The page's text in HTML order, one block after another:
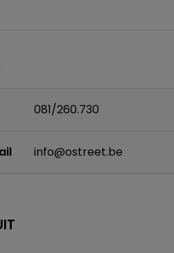
081/260.730
info@ostreet.be